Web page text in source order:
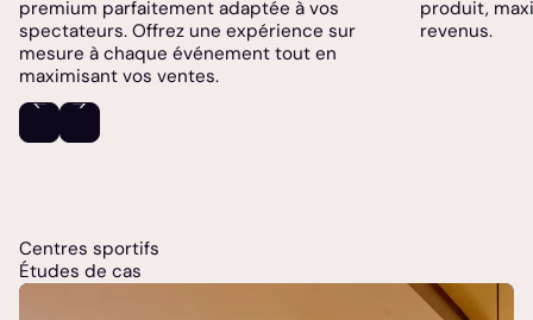
premium parfaitement adaptée à vos
spectateurs. Offrez une expérience sur
mesure à chaque événement tout en
maximisant vos ventes.
produit,
revenus.
Centres sportifs
Études de cas